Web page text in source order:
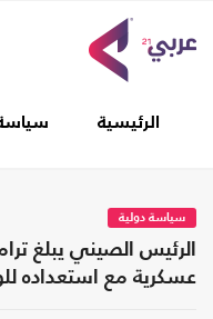
الرئيسية
سياسة دولية
الرئيس الصيني يبلغ
عسكرية مع استعداده